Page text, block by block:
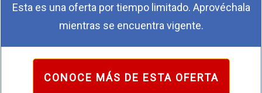
Esta es una oferta por tiempo limitado. Aprovéchala
mientras se encuentra vigente.
CONOCE MÁS DE ESTA OFERTA